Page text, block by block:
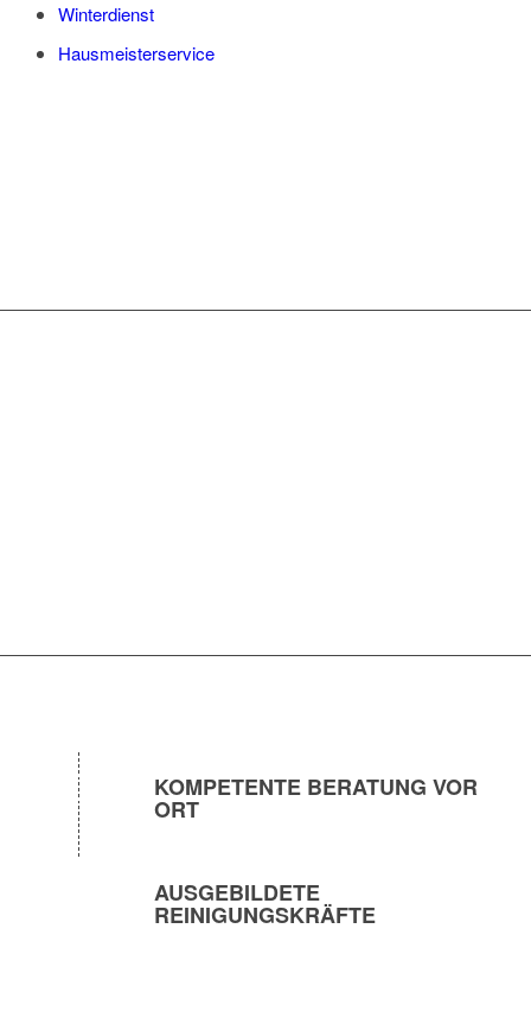
Winterdienst
Hausmeisterservice
KOMPETENTE BERATUNG VOR
ORT
AUSGEBILDETE
REINIGUNGSKRÄFTE